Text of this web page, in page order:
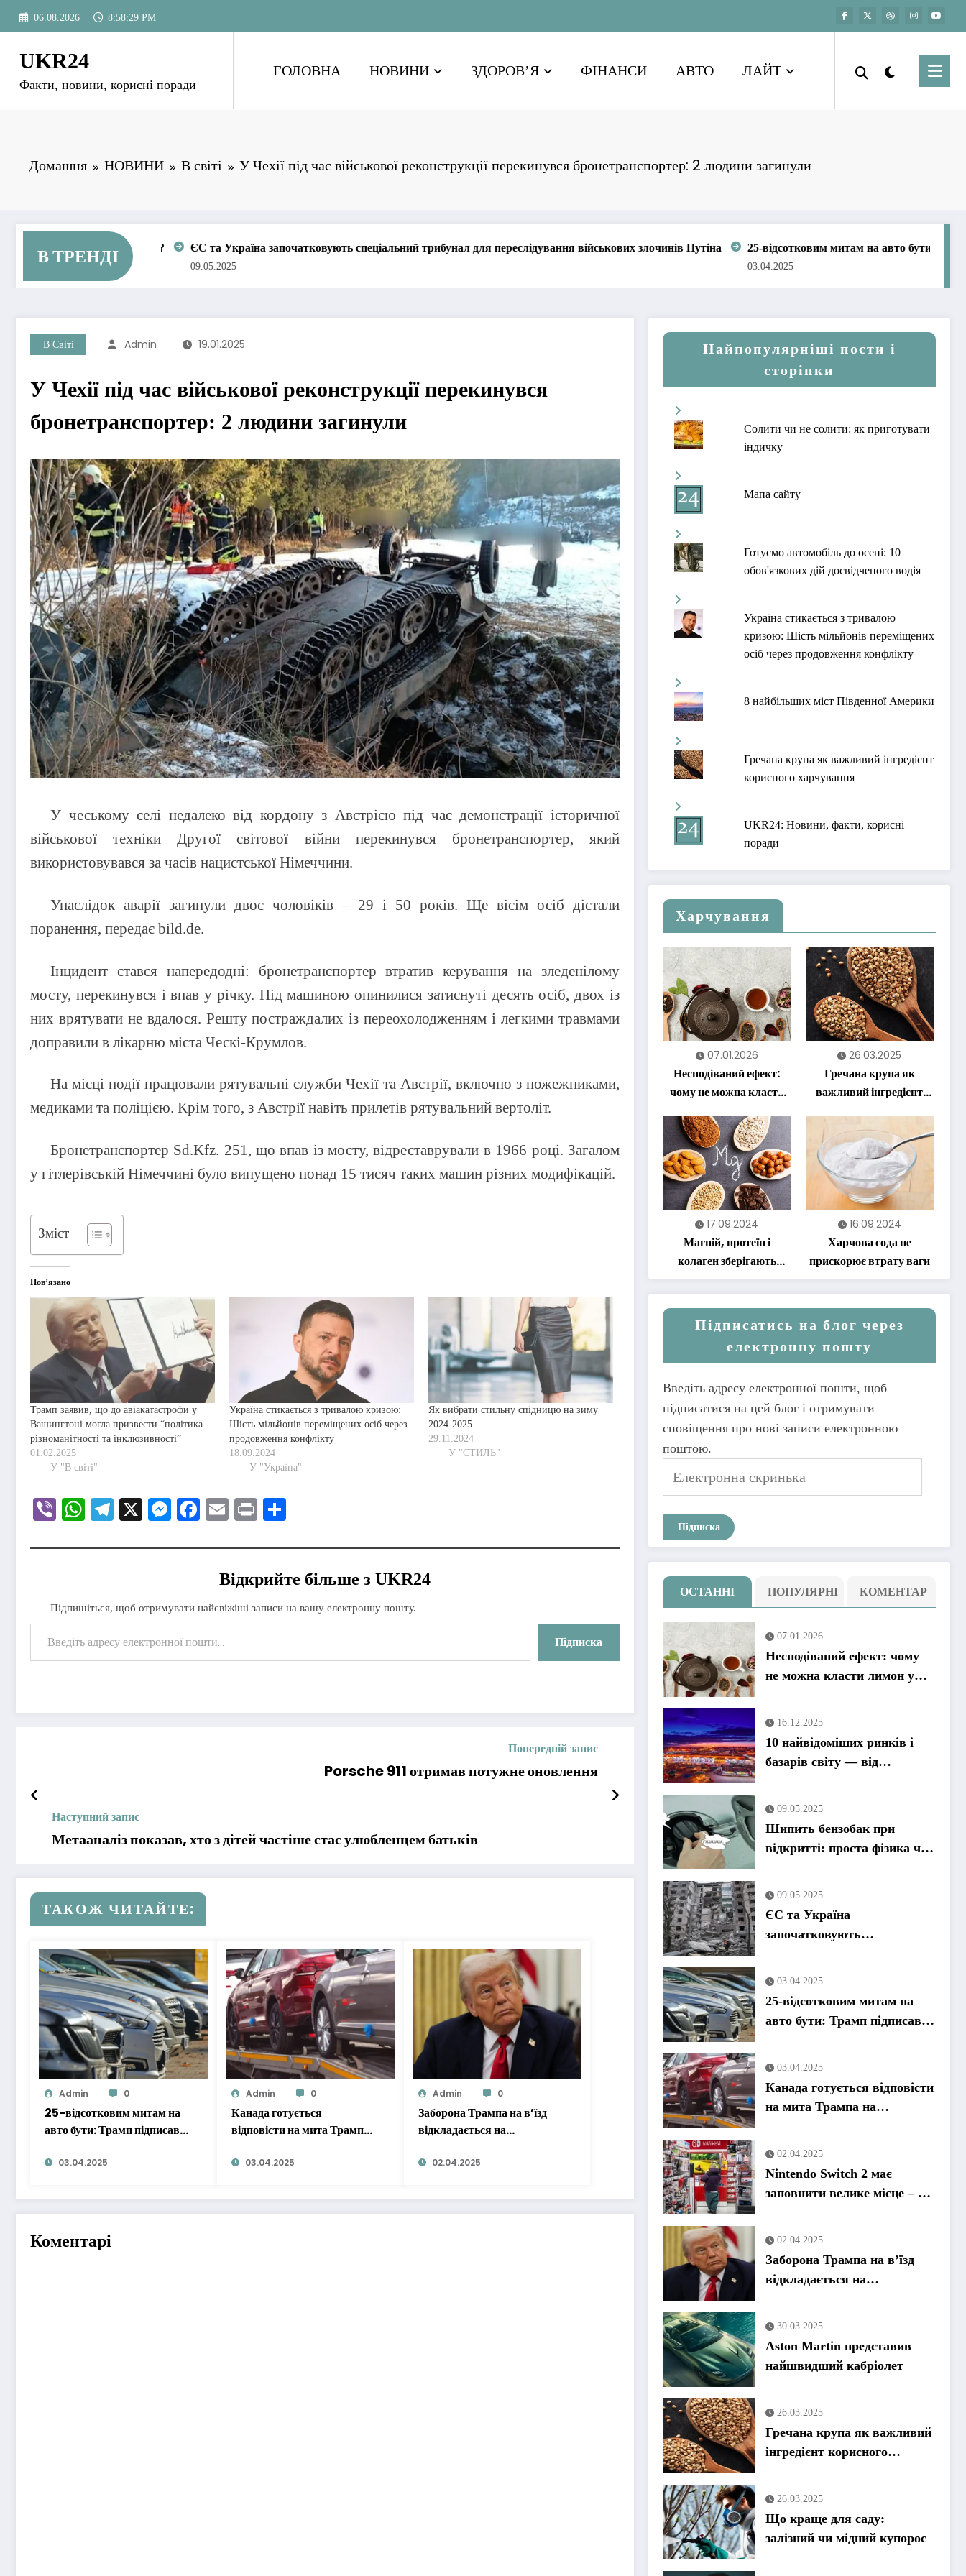
06.08.2026 8:58:31 PM
UKR24
Факти, новини, корисні поради
ГОЛОВНА НОВИНИ ЗДОРОВ’Я ФІНАНСИ АВТО ЛАЙТ
Домашня НОВИНИ В світі У Чехії під час військової реконструкції перекинувся бронетранспортер: 2 людини загинули
В ТРЕНДІ
ЄС та Україна започатковують спеціальний трибунал для переслідування військових злочинів Путіна
09.05.2025
25-відсотковим митам на авто бути: Трамп підписав указ
В Світі Admin 19.01.2025
У Чехії під час військової реконструкції перекинувся
бронетранспортер: 2 людини загинули
У чеському селі недалеко від кордону з Австрією під час демонстрації історичної
військової техніки Другої світової війни перекинувся бронетранспортер, який
використовувався за часів нацистської Німеччини.
Унаслідок аварії загинули двоє чоловіків – 29 і 50 років. Ще вісім осіб дістали
поранення, передає bild.de.
Інцидент стався напередодні: бронетранспортер втратив керування на зледенілому
мосту, перекинувся і впав у річку. Під машиною опинилися затиснуті десять осіб, двох із
них врятувати не вдалося. Решту постраждалих із переохолодженням і легкими травмами
доправили в лікарню міста Ческі-Крумлов.
На місці події працювали рятувальні служби Чехії та Австрії, включно з пожежниками,
медиками та поліцією. Крім того, з Австрії навіть прилетів рятувальний вертоліт.
Бронетранспортер Sd.Kfz. 251, що впав із мосту, відреставрували в 1966 році. Загалом
у гітлерівській Німеччині було випущено понад 15 тисяч таких машин різних модифікацій.
Зміст
Пов’язано
Трамп заявив, що до авіакатастрофи у
Вашингтоні могла призвести “політика
різноманітності та інклюзивності”
01.02.2025
У "В світі"
Україна стикається з тривалою кризою:
Шість мільйонів переміщених осіб через
продовження конфлікту
18.09.2024
У "Україна"
Як вибрати стильну спідницю на зиму
2024-2025
29.11.2024
У "СТИЛЬ"
ViberWhatsApp
Telegram
X Messenger
Facebook
Email
Print
Відкрийте більше з UKR24
Підпишіться, щоб отримувати найсвіжіші записи на вашу електронну пошту.
Введіть адресу електронної пошти…
Підписка
Попередній запис
Porsche 911 отримав потужне оновлення
Наступний запис
Метааналіз показав, хто з дітей частіше стає улюбленцем батьків
ТАКОЖ ЧИТАЙТЕ:
Admin 0
25-відсотковим митам на
авто бути: Трамп підписав
указ
03.04.2025
Admin 0
Канада готується
відповісти на мита Трампа
на автомобілі
03.04.2025
Admin 0
Заборона Трампа на в’їзд
відкладається на
невизначений термін,
оскільки США
візи
02.04.2025
Коментарі
Найпопулярніші пости і
сторінки
Солити чи не солити: як приготувати
індичку
Мапа сайту
Готуємо автомобіль до осені: 10
обов'язкових дій досвідченого водія
Україна стикається з тривалою
кризою: Шість мільйонів переміщених
осіб через продовження конфлікту
8 найбільших міст Південної Америки
Гречана крупа як важливий інгредієнт
корисного харчування
UKR24: Новини, факти, корисні
поради
Харчування
07.01.2026
Несподіваний ефект:
чому не можна класти
26.03.2025
Гречана крупа як
важливий інгредієнт
17.09.2024
Магній, протеїн і
колаген зберігають
молодість на довгі роки
16.09.2024
Харчова сода не
прискорює втрату ваги
Підписатись на блог через
електронну пошту
Введіть адресу електронної пошти, щоб
підписатися на цей блог і отримувати
сповіщення про нові записи електронною
поштою.
скринька
Підписка
ОСТАННІ ПОПУЛЯРНІ КОМЕНТАР
07.01.2026
Несподіваний ефект: чому
не можна класти лимон у
16.12.2025
10 найвідоміших ринків і
базарів світу — від
09.05.2025
Шипить бензобак при
відкритті: проста фізика чи
09.05.2025
ЄС та Україна
започатковують
злочинів Путіна
03.04.2025
25-відсотковим митам на
авто бути: Трамп підписав
03.04.2025
Канада готується відповісти
на мита Трампа на
02.04.2025
Nintendo Switch 2 має
заповнити велике місце – за
02.04.2025
Заборона Трампа на в’їзд
відкладається на
продовжують скасовувати
візи
30.03.2025
Aston Martin представив
найшвидший кабріолет
26.03.2025
Гречана крупа як важливий
інгредієнт корисного
26.03.2025
Що краще для саду:
залізний чи мідний купорос